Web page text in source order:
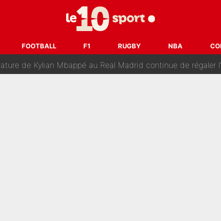
FOOTBALL F1 RUGBY NBA
changent de chaîne : beIN SPORTS ne digère pas cette décision
en pleine Coupe du monde : «La FFF était déjà passée
de Kylian Mbappé au Real Madrid continue de régaler